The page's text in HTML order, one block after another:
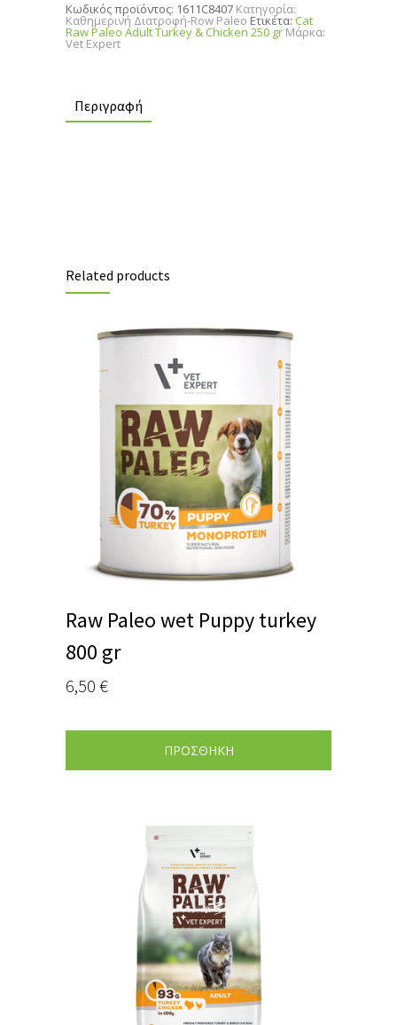
Chicken
250
gr
quantity
Κωδικός προϊόντος: 1611C8407 Κατηγορία:
Καθημερινή Διατροφή-Row Paleo Ετικέτα: Cat
Raw Paleo Adult Turkey & Chicken 250 gr Μάρκα:
Vet Expert
Περιγραφή
Related products
Raw Paleo wet Puppy turkey
800 gr
6,50 €
ΠΡΟΣΘΗΚΗ